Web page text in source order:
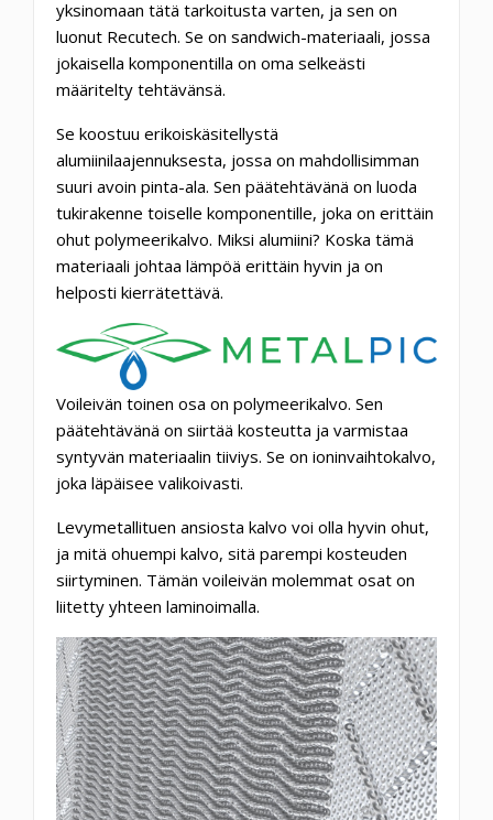
yksinomaan tätä tarkoitusta varten, ja sen on
luonut Recutech. Se on sandwich-materiaali, jossa
jokaisella komponentilla on oma selkeästi
määritelty tehtävänsä.
Se koostuu erikoiskäsitellystä
alumiinilaajennuksesta, jossa on mahdollisimman
suuri avoin pinta-ala. Sen päätehtävänä on luoda
tukirakenne toiselle komponentille, joka on erittäin
ohut polymeerikalvo. Miksi alumiini? Koska tämä
materiaali johtaa lämpöä erittäin hyvin ja on
helposti kierrätettävä.
Voileivän toinen osa on polymeerikalvo. Sen
päätehtävänä on siirtää kosteutta ja varmistaa
syntyvän materiaalin tiiviys. Se on ioninvaihtokalvo,
joka läpäisee valikoivasti.
Levymetallituen ansiosta kalvo voi olla hyvin ohut,
ja mitä ohuempi kalvo, sitä parempi kosteuden
siirtyminen. Tämän voileivän molemmat osat on
liitetty yhteen laminoimalla.